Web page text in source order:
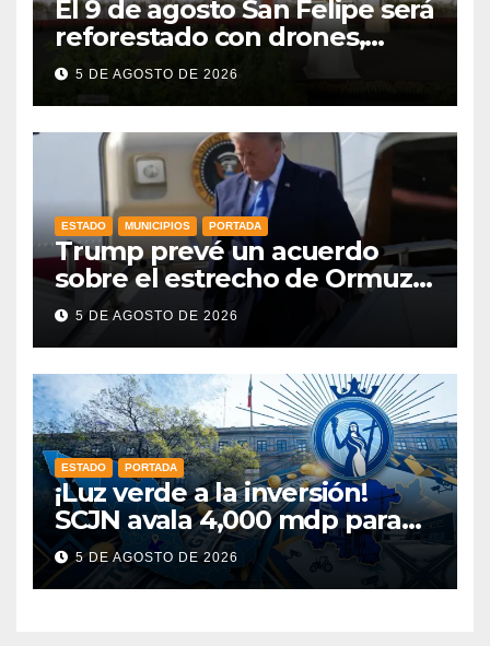
El 9 de agosto San Felipe será
reforestado con drones,
como parte de la Jornada
Nacional a la que se suma
5 DE AGOSTO DE 2026
ESTADO MUNICIPIOS PORTADA
Trump prevé un acuerdo
sobre el estrecho de Ormuz
esta misma semana
5 DE AGOSTO DE 2026
ESTADO PORTADA
¡Luz verde a la inversión!
SCJN avala 4,000 mdp para
Guanajuato: ¿en qué se usará
este dinero?
5 DE AGOSTO DE 2026